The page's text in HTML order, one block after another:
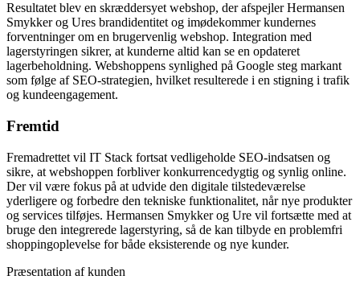
Resultatet blev en skræddersyet webshop, der afspejler Hermansen
Smykker og Ures brandidentitet og imødekommer kundernes
forventninger om en brugervenlig webshop. Integration med
lagerstyringen sikrer, at kunderne altid kan se en opdateret
lagerbeholdning. Webshoppens synlighed på Google steg markant
som følge af SEO-strategien, hvilket resulterede i en stigning i trafik
og kundeengagement.
Fremtid
Fremadrettet vil IT Stack fortsat vedligeholde SEO-indsatsen og
sikre, at webshoppen forbliver konkurrencedygtig og synlig online.
Der vil være fokus på at udvide den digitale tilstedeværelse
yderligere og forbedre den tekniske funktionalitet, når nye produkter
og services tilføjes. Hermansen Smykker og Ure vil fortsætte med at
bruge den integrerede lagerstyring, så de kan tilbyde en problemfri
shoppingoplevelse for både eksisterende og nye kunder.
Præsentation af kunden